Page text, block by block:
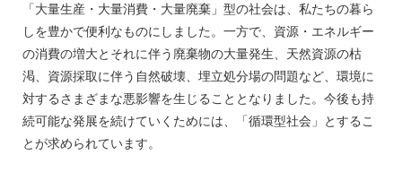
「大量生産・大量消費・大量廃棄」型の社会は、私たちの暮ら
しを豊かで便利なものにしました。一方で、資源・エネルギー
の消費の増大とそれに伴う廃棄物の大量発生、天然資源の枯
渇、資源採取に伴う自然破壊、埋立処分場の問題など、環境に
対するさまざまな悪影響を生じることとなりました。今後も持
続可能な発展を続けていくためには、「循環型社会」とするこ
とが求められています。